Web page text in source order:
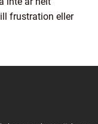
frustration eller